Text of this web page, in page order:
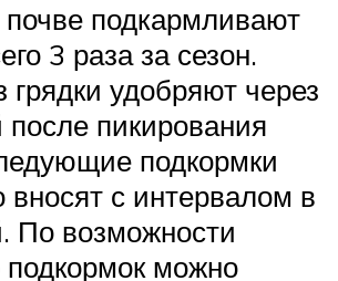
подкармливают
3 раза за сезон.
удобряют через
пикирования
подкормки
вносят с интервалом в
По возможности
подкормок можно